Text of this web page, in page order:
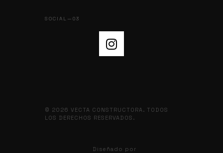
SOCIAL—03
© 2026 VECTA CONSTRUCTORA. TODOS
LOS DERECHOS RESERVADOS.
Diseñado por